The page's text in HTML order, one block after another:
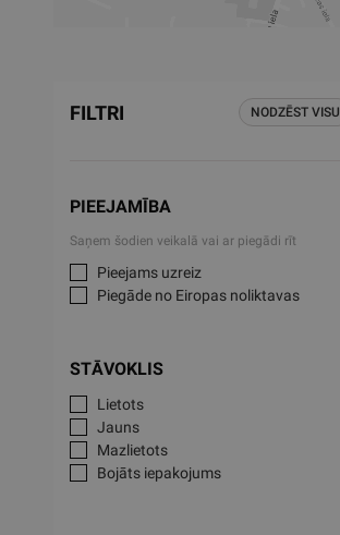
FILTRI NODZĒST VISU
PIEEJAMĪBA
Saņem šodien veikalā vai ar piegādi rīt
Pieejams uzreiz
Piegāde no Eiropas noliktavas
STĀVOKLIS
Lietots
Jauns
Mazlietots
Bojāts iepakojums